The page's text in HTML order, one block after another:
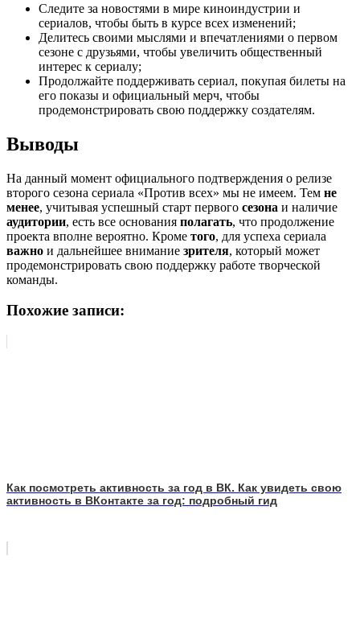
Следите за новостями в мире киноиндустрии и
сериалов, чтобы быть в курсе всех изменений;
Делитесь своими мыслями и впечатлениями о первом
сезоне с друзьями, чтобы увеличить общественный
интерес к сериалу;
Продолжайте поддерживать сериал, покупая билеты на
его показы и официальный мерч, чтобы
продемонстрировать свою поддержку создателям.
Выводы
На данный момент официального подтверждения о релизе
второго сезона сериала «Против всех» мы не имеем. Тем не
менее, учитывая успешный старт первого сезона и наличие
аудитории, есть все основания полагать, что продолжение
проекта вполне вероятно. Кроме того, для успеха сериала
важно и дальнейшее внимание зрителя, который может
продемонстрировать свою поддержку работе творческой
команды.
Похожие записи:
Как посмотреть активность за год в ВК. Как увидеть свою
активность в ВКонтакте за год: подробный гид